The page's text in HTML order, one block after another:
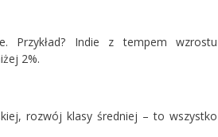
Przykład? Indie z tempem wzrostu
2%.
rozwój klasy średniej – to wszystko